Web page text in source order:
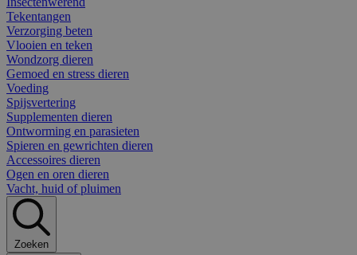
Tekentangen
Verzorging beten
Vlooien en teken
Wondzorg dieren
Gemoed en stress dieren
Voeding
Spijsvertering
Supplementen dieren
Ontworming en parasieten
Spieren en gewrichten dieren
Accessoires dieren
Ogen en oren dieren
Vacht, huid of pluimen
Zoeken